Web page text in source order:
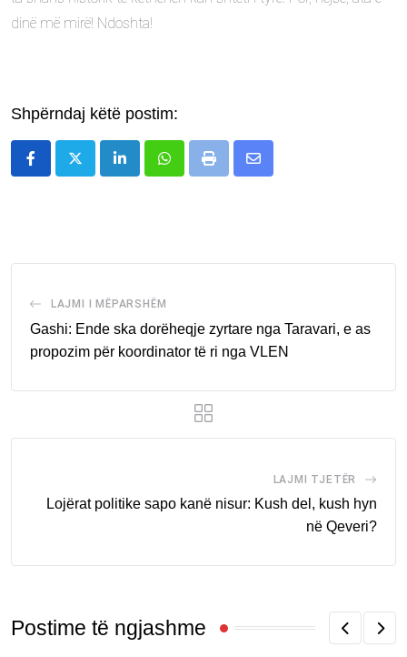
dinë më mirë! Ndoshta!
Shpërndaj këtë postim:
LinkedInWhatsappPrint
Share
LAJMI I MËPARSHËM
Gashi: Ende ska dorëheqje zyrtare nga Taravari, e as
propozim për koordinator të ri nga VLEN
LAJMI TJETËR
Lojërat politike sapo kanë nisur: Kush del, kush hyn
në Qeveri?
Postime të ngjashme